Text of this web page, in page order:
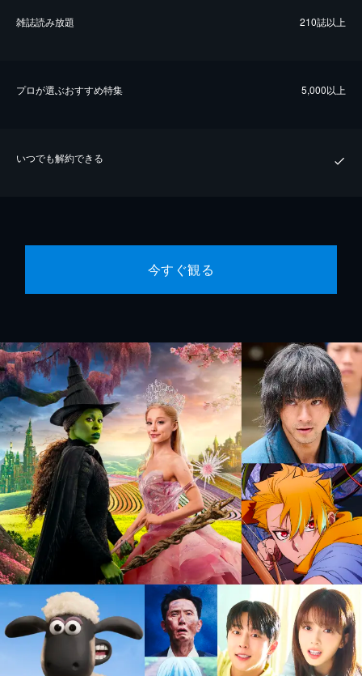
雑誌読み放題 210誌以上
プロが選ぶおすすめ特集 5,000以上
いつでも解約できる
今すぐ観る